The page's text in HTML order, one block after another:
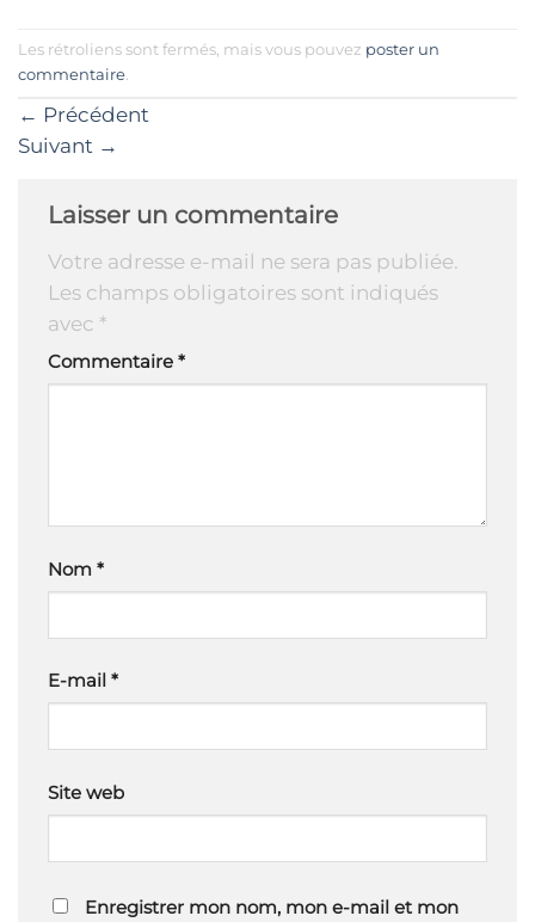
Les rétroliens sont fermés, mais vous pouvez poster un
commentaire
← Précédent
Suivant →
Laisser un commentaire
Votre adresse e-mail ne sera pas publiée.
Les champs obligatoires sont indiqués
avec *
Commentaire *
Nom *
E-mail *
Site web
Enregistrer mon nom, mon e-mail et mon